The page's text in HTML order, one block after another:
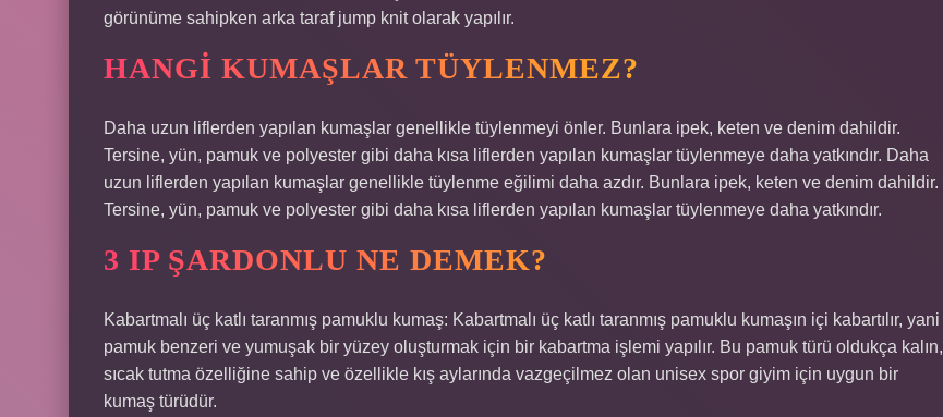
görünüme sahipken arka taraf jump knit olarak yapılır.
HANGI KUMAŞLAR TÜYLENMEZ?
Daha uzun liflerden yapılan kumaşlar genellikle tüylenmeyi önler. Bunlara ipek, keten ve denim dahildir.
Tersine, yün, pamuk ve polyester gibi daha kısa liflerden yapılan kumaşlar tüylenmeye daha yatkındır. Daha
uzun liflerden yapılan kumaşlar genellikle tüylenme eğilimi daha azdır. Bunlara ipek, keten ve denim dahildir.
Tersine, yün, pamuk ve polyester gibi daha kısa liflerden yapılan kumaşlar tüylenmeye daha yatkındır.
3 IP ŞARDONLU NE DEMEK?
Kabartmalı üç katlı taranmış pamuklu kumaş: Kabartmalı üç katlı taranmış pamuklu kumaşın içi kabartılır, yani
pamuk benzeri ve yumuşak bir yüzey oluşturmak için bir kabartma işlemi yapılır. Bu pamuk türü oldukça kalın,
sıcak tutma özelliğine sahip ve özellikle kış aylarında vazgeçilmez olan unisex spor giyim için uygun bir
kumaş türüdür.